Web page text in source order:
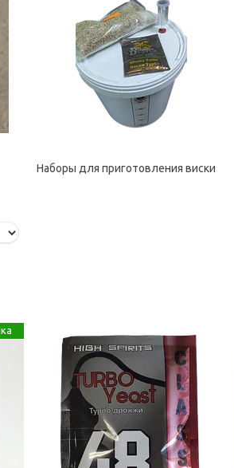
Наборы для приготовления виски